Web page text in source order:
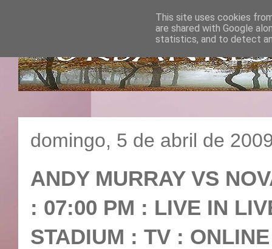
domingo, 5 de abril de
ANDY MURRAY VS
: 07:00 PM : LIVE IN
STADIUM : TV :
This site uses cookies
are shared with Google
statistics, and to detect